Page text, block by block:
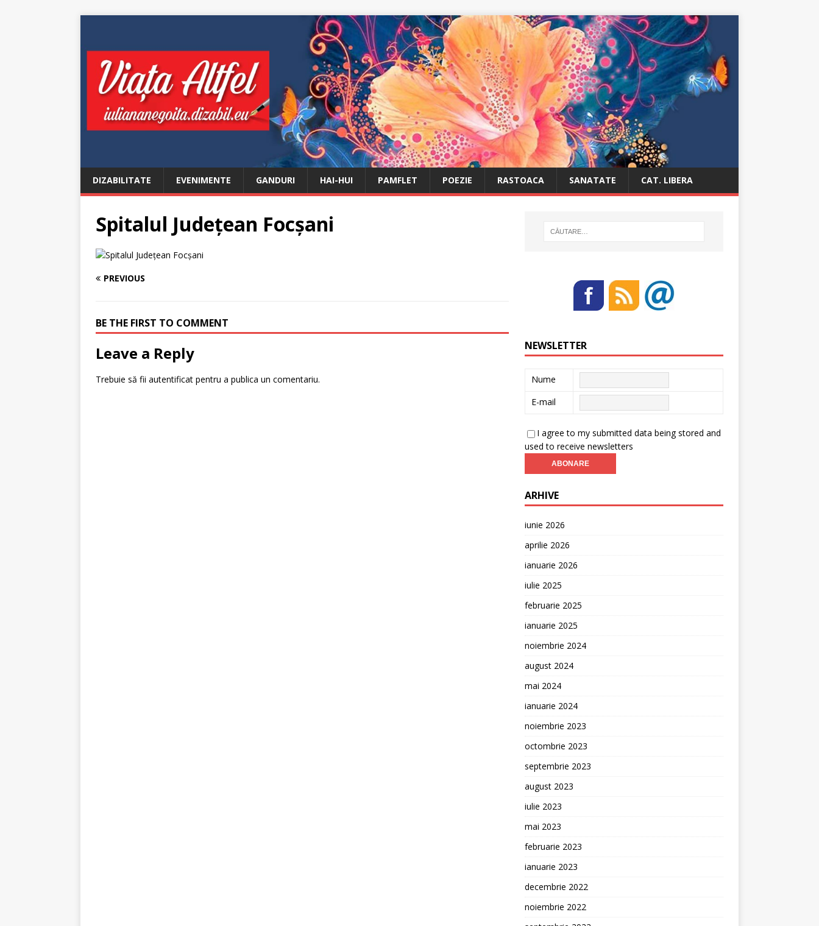
DIZABILITATE EVENIMENTE GANDURI HAI-HUI PAMFLET POEZIE RASTOACA SANATATE CAT. LIBERA
Spitalul Județean Focșani
PREVIOUS
BE THE FIRST TO COMMENT
Leave a Reply
Trebuie să fii autentificat pentru a publica un comentariu.
NEWSLETTER
Nume
E-mail
I agree to my submitted data being stored and
used to receive newsletters
ARHIVE
iunie 2026
aprilie 2026
ianuarie 2026
iulie 2025
februarie 2025
ianuarie 2025
noiembrie 2024
august 2024
mai 2024
ianuarie 2024
noiembrie 2023
octombrie 2023
septembrie 2023
august 2023
iulie 2023
mai 2023
februarie 2023
ianuarie 2023
decembrie 2022
noiembrie 2022